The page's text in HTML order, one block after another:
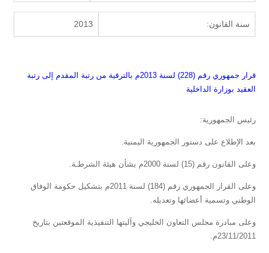
سنة القانون: 2013
قرار جمهوري رقم (228) لسنة 2013م بالترقية من رتبة المقدم إلى رتبة
العقيد بوزارة الداخلية
رئيس الجمهورية:
بعد الإطلاع على دستور الجمهورية اليمنية.
وعلى القانون رقم (15) لسنة 2000م بشأن هيئة الشرطـة.
وعلى القرار الجمهوري رقم (184) لسنة 2011م بتشكيل حكومة الوفاق
الوطني وتسمية أعضائها وتعديله.
وعلى مبادرة مجلس التعاون الخليجي وآليتها التنفيذية الموقعتين بتاريخ
23/11/2011م.